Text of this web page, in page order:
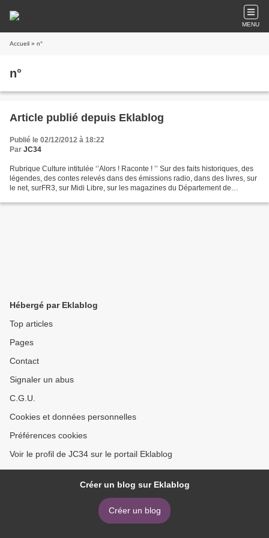
MENU
Accueil » n°
n°
Article publié depuis Eklablog
Publié le 02/12/2012 à 18:22
Par JC34
Rubrique Culture intitulée ‘’Alors ! Raconte ! ’’ Sur des faits historiques, des
légendes, des contes relevés dans des émissions radio, dans des livres, sur
le net, surFR3, sur Midi Libre, sur les magazines du Département de
Hébergé par Eklablog
Top articles
Pages
Contact
Signaler un abus
C.G.U.
Cookies et données personnelles
Préférences cookies
Voir le profil de JC34 sur le portail Eklablog
Créer un blog sur Eklablog
Créer un blog